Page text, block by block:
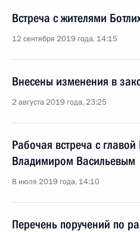
Встреча с жителями
12 сентября 2019 года, 14:15
Внесены изменения в
2 августа 2019 года, 23:25
Рабочая встреча с
Владимиром Васильевым
8 июля 2019 года, 14:10
Перечень поручений по